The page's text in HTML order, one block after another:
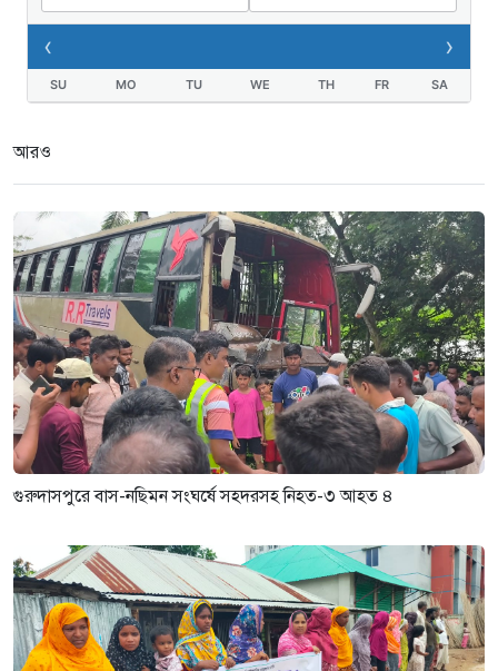
তথ্যবিভ্রাট সংবাদের প্রতিবাদে
‹ ›
SU MO TU WE TH FR SA
আরও
গুরুদাসপুরে বাস-নছিমন সংঘর্ষে সহদরসহ নিহত-৩ আহত ৪